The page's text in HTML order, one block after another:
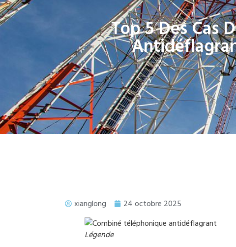
Top 5 Des Cas
xianglong 24 octobre 2025
Légende